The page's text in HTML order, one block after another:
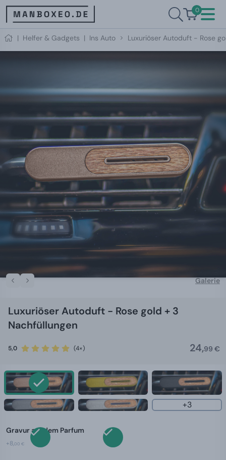
0
| Helfer & Gadgets | Ins Auto Luxuriöser Autoduft - Rose
Galerie
Luxuriöser Autoduft - Rose gold + 3
Nachfüllungen
5,0 (4×) 24,99 €
+3
Gravur auf dem Parfum
+8,00 €